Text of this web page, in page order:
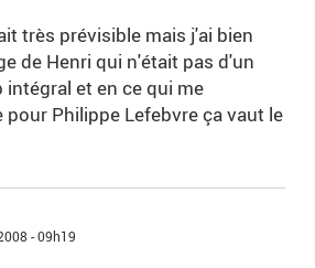
très prévisible mais j'ai bien
de Henri qui n'était pas d'un
intégral et en ce qui me
pour Philippe Lefebvre ça vaut le
- 09h19